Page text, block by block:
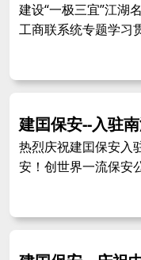
建设“一极三宜”江湖
工商联系统专题学习
建囯保安--入驻
热烈庆祝建囯保安入
安！创世界一流保安